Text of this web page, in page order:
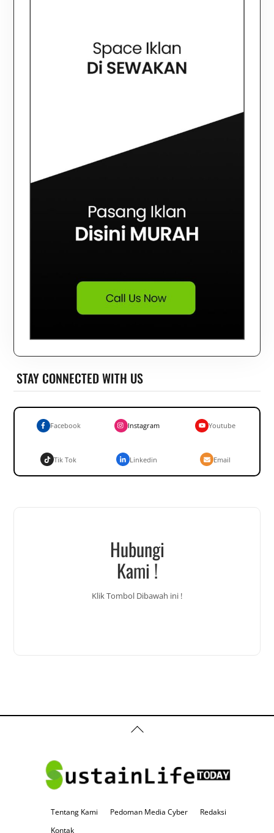
STAY CONNECTED WITH US
Facebook Instagram Youtube
Tik Tok Linkedin Email
Hubungi
Kami !
Klik Tombol Dibawah ini !
Back
To
Tentang Kami Pedoman Media Cyber
Redaksi
Kontak